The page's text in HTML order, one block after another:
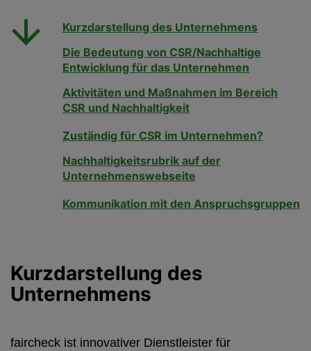
Kurzdarstellung des Unternehmens
Die Bedeutung von CSR/Nachhaltige
Entwicklung für das Unternehmen
Aktivitäten und Maßnahmen im Bereich
CSR und Nachhaltigkeit
Zuständig für CSR im Unternehmen?
Nachhaltigkeitsrubrik auf der
Unternehmenswebseite
Kommunikation mit den Anspruchsgruppen
Kurzdarstellung des
Unternehmens
faircheck ist innovativer Dienstleister für